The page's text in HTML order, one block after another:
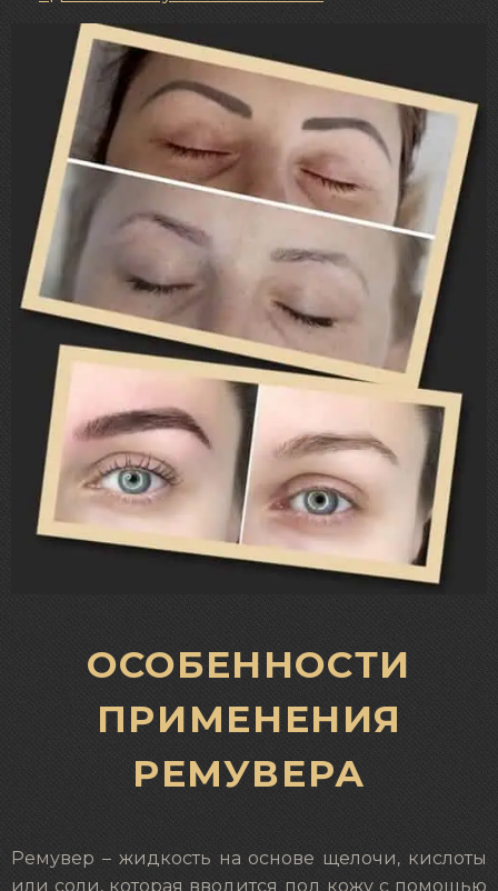
ОСОБЕННОСТИ
ПРИМЕНЕНИЯ
РЕМУВЕРА
Ремувер – жидкость на основе щелочи, кислоты
или соли, которая вводится под кожу с помощью